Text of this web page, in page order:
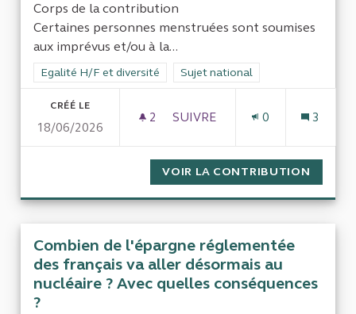
Corps de la contribution
Certaines personnes menstruées sont soumises
aux imprévus et/ou à la...
Filtrer les résultats de la catégorie : Egalité H/F et diversité
Egalité H/F et diversité Filtrer les résultats pour le
Sujet national
CRÉÉ LE
18/06/2026
2 2 ABONNÉS
SUIVRE
0 3
VOIR LA CONTRIBUTION
Combien de l'épargne réglementée
des français va aller désormais au
nucléaire ? Avec quelles conséquences
?